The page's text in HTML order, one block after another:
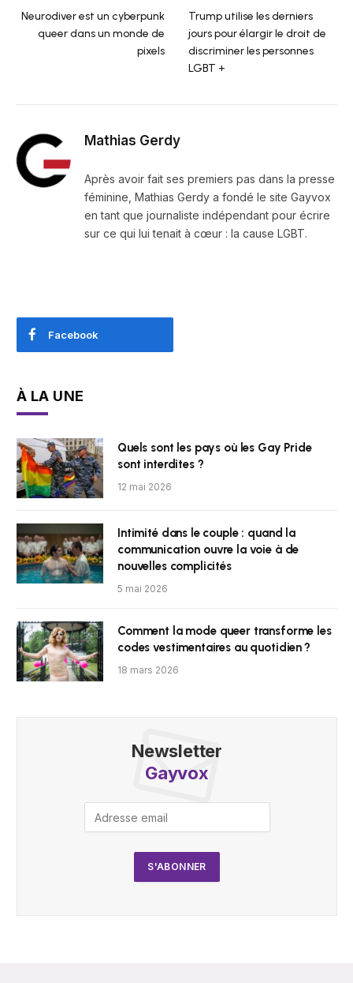
Neurodiver est un cyberpunk
queer dans un monde de
pixels
Trump utilise les derniers
jours pour élargir le droit de
discriminer les personnes
LGBT +
Mathias Gerdy
Après avoir fait ses premiers pas dans la presse
féminine, Mathias Gerdy a fondé le site Gayvox
en tant que journaliste indépendant pour écrire
sur ce qui lui tenait à cœur : la cause LGBT.
Facebook
À LA UNE
Quels sont les pays où les Gay Pride
sont interdites ?
12 mai 2026
Intimité dans le couple : quand la
communication ouvre la voie à de
nouvelles complicités
5 mai 2026
Comment la mode queer transforme les
codes vestimentaires au quotidien ?
18 mars 2026
Newsletter
Gayvox